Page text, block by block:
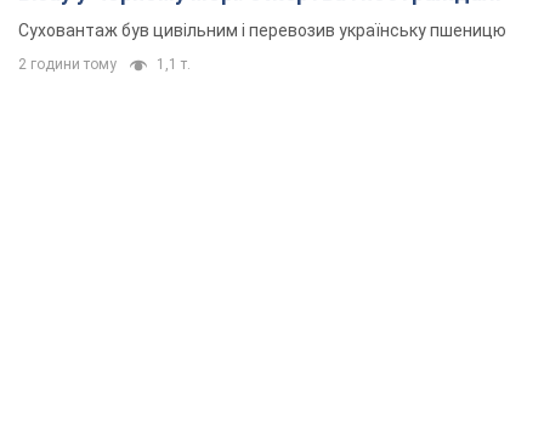
Суховантаж був цивільним і перевозив українську пшеницю
2 години тому 1,1 т.